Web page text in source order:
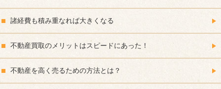
諸経費も積み重なれば大きくなる
不動産買取のメリットはスピードにあった！
不動産を高く売るための方法とは？